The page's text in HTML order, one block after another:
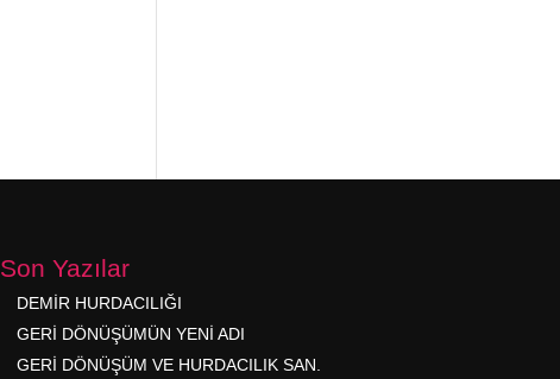
Son Yazılar
DEMİR HURDACILIĞI
GERİ DÖNÜŞÜMÜN YENİ ADI
GERİ DÖNÜŞÜM VE HURDACILIK SAN.